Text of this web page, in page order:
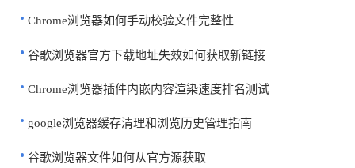
Chrome浏览器如何手动校验文件完整性
谷歌浏览器官方下载地址失效如何获取新链接
Chrome浏览器插件内嵌内容渲染速度排名测试
google浏览器缓存清理和浏览历史管理指南
谷歌浏览器文件如何从官方源获取